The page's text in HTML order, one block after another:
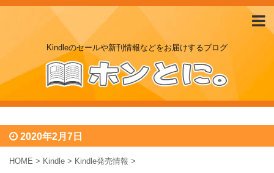
Kindleのセールや新刊情報などをお届けするブログ
2020年2月7日
HOME > Kindle > Kindle発売情報 >